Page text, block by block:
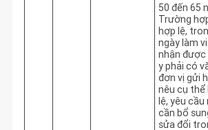
50 đến 65
Trường
hợp lệ,
ngày làm
nhận được
y phải có
đơn vị gửi
nêu cụ thể
lệ, yêu
cần bổ
sửa đổi